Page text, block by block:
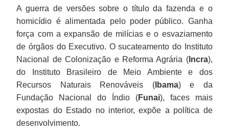
A guerra de versões sobre o título da fazenda e o
homicídio é alimentada pelo poder público. Ganha
força com a expansão de milícias e o esvaziamento
de órgãos do Executivo. O sucateamento do Instituto
Nacional de Colonização e Reforma Agrária (Incra),
do Instituto Brasileiro de Meio Ambiente e dos
Recursos Naturais Renováveis (Ibama) e da
Fundação Nacional do Índio (Funai), faces mais
expostas do Estado no interior, expõe a política de
desenvolvimento.